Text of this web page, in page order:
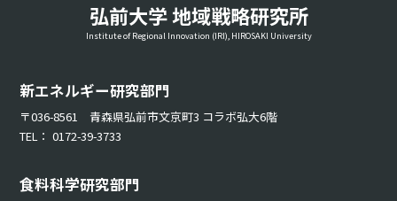
弘前大学 地域戦略研究所
Institute of Regional Innovation (IRI), HIROSAKI University
新エネルギー研究部門
〒036-8561 青森県弘前市文京町3 コラボ弘大6階
TEL： 0172-39-3733
食料科学研究部門